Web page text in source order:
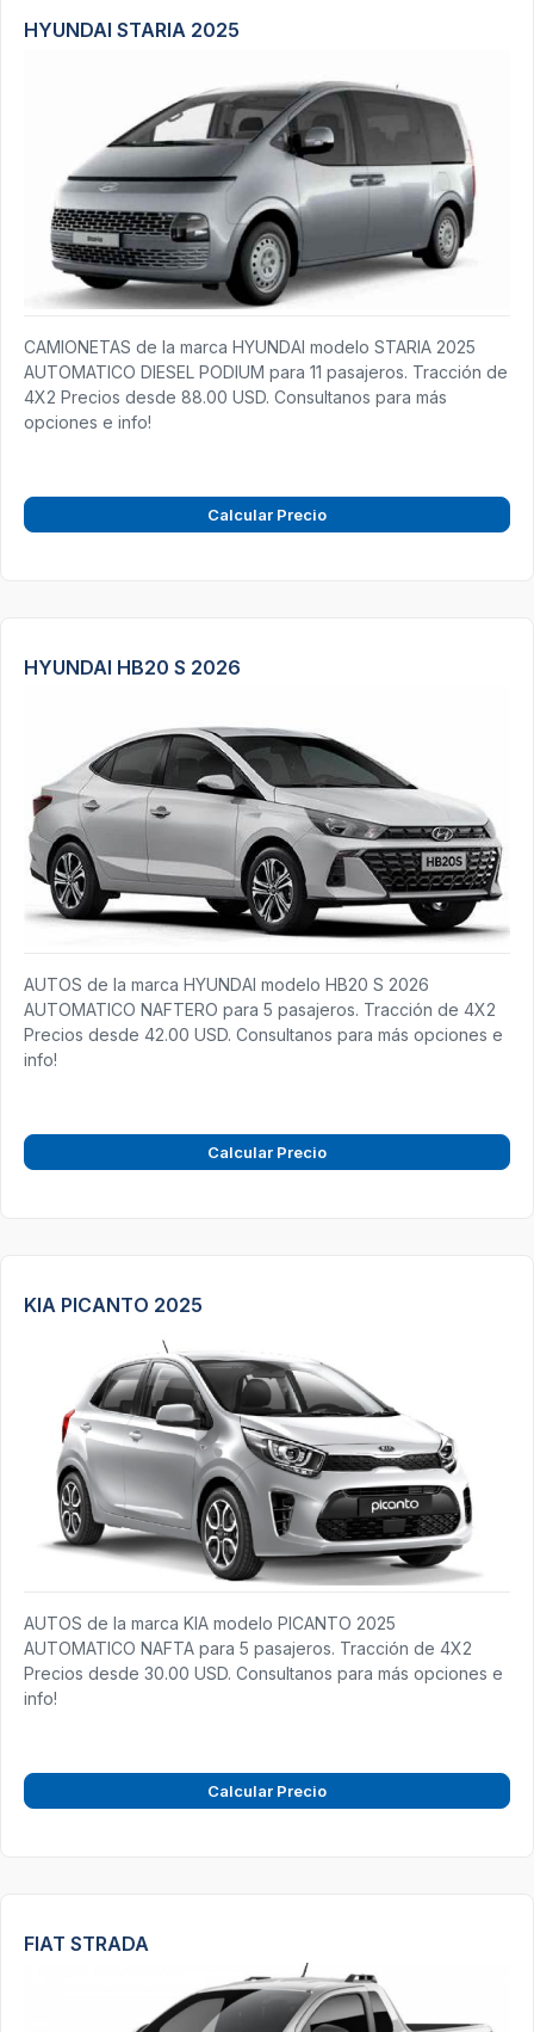
HYUNDAI STARIA 2025
CAMIONETAS de la marca HYUNDAI modelo STARIA 2025
AUTOMATICO DIESEL PODIUM para 11 pasajeros. Tracción de
4X2 Precios desde 88.00 USD. Consultanos para más
opciones e info!
Calcular Precio
HYUNDAI HB20 S 2026
AUTOS de la marca HYUNDAI modelo HB20 S 2026
AUTOMATICO NAFTERO para 5 pasajeros. Tracción de 4X2
Precios desde 42.00 USD. Consultanos para más opciones e
info!
Calcular Precio
KIA PICANTO 2025
AUTOS de la marca KIA modelo PICANTO 2025
AUTOMATICO NAFTA para 5 pasajeros. Tracción de 4X2
Precios desde 30.00 USD. Consultanos para más opciones e
info!
Calcular Precio
FIAT STRADA